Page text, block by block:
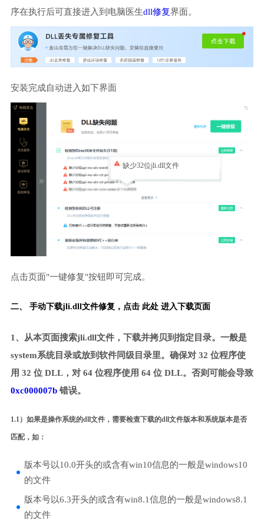
序在执行后可直接进入到电脑医生dll修复界面。
安装完成自动进入如下界面
缺少32位jli.dll文件
点击页面"一键修复"按钮即可完成。
二、 手动下载jli.dll文件修复， 点击 此处 进入下载页面
1、从本页面搜索jli.dll文件，下载并拷贝到指定目录。一般是
system系统目录或放到软件同级目录里。确保对 32 位程序使
用 32 位 DLL，对 64 位程序使用 64 位 DLL。否则可能会导致
0xc000007b错误。
1.1）如果是操作系统的dll文件，需要检查下载的dll文件版本和系统版本是否
匹配，如：
版本号以10.0开头的或含有win10信息的一般是windows10
的文件
版本号以6.3开头的或含有win8.1信息的一般是windows8.1
的文件